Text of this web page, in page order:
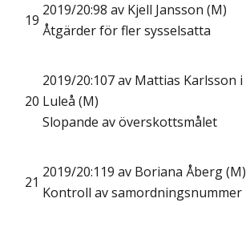
19
2019/20:98 av Kjell Jansson (M)
Åtgärder för fler sysselsatta
20
2019/20:107 av Mattias Karlsson i
Luleå (M)
Slopande av överskottsmålet
21
2019/20:119 av Boriana Åberg (M)
Kontroll av samordningsnummer